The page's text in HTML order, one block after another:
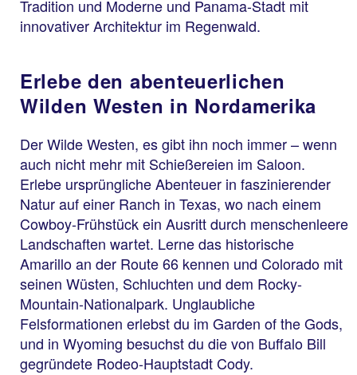
Tradition und Moderne und Panama-Stadt mit
innovativer Architektur im Regenwald.
Erlebe den abenteuerlichen
Wilden Westen in Nordamerika
Der Wilde Westen, es gibt ihn noch immer – wenn
auch nicht mehr mit Schießereien im Saloon.
Erlebe ursprüngliche Abenteuer in faszinierender
Natur auf einer Ranch in Texas, wo nach einem
Cowboy-Frühstück ein Ausritt durch menschenleere
Landschaften wartet. Lerne das historische
Amarillo an der Route 66 kennen und Colorado mit
seinen Wüsten, Schluchten und dem Rocky-
Mountain-Nationalpark. Unglaubliche
Felsformationen erlebst du im Garden of the Gods,
und in Wyoming besuchst du die von Buffalo Bill
gegründete Rodeo-Hauptstadt Cody.